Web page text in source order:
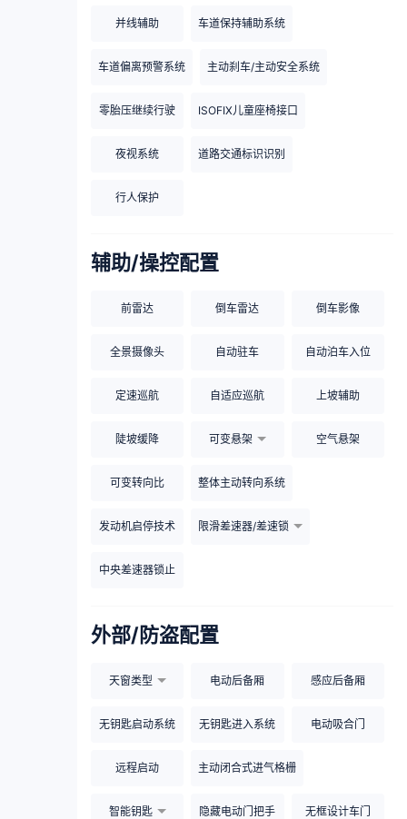
并线辅助 车道保持辅助系统
车道偏离预警系统 主动刹车/主动安全系统
零胎压继续行驶 ISOFIX儿童座椅接口
夜视系统 道路交通标识识别
行人保护
辅助/操控配置
前雷达 倒车雷达 倒车影像
全景摄像头 自动驻车 自动泊车入位
定速巡航 自适应巡航 上坡辅助
陡坡缓降 可变悬架 空气悬架
可变转向比 整体主动转向系统
发动机启停技术 限滑差速器/差速锁
中央差速器锁止
外部/防盗配置
天窗类型 电动后备厢 感应后备厢
无钥匙启动系统 无钥匙进入系统 电动吸合门
远程启动 主动闭合式进气格栅
智能钥匙 隐藏电动门把手 无框设计车门